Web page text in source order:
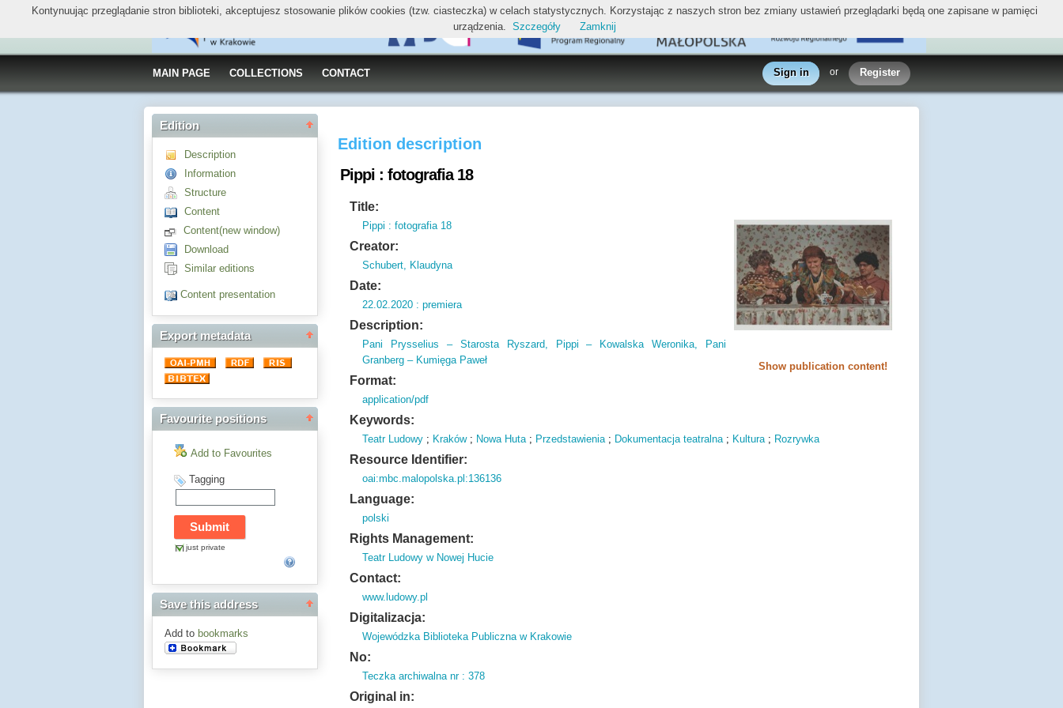
MAIN PAGE COLLECTIONS CONTACT Sign in or Register
Edition
Description
Information
Structure
Content
Content(new window)
Download
Similar editions
Content presentation
Export metadata
Favourite positions
Add to Favourites
Tagging
just private
Save this address
Add to bookmarks
Edition description
Pippi : fotografia 18
Show publication content!
Title:
Pippi : fotografia 18
Creator:
Schubert, Klaudyna
Date:
22.02.2020 : premiera
Description:
Pani Prysselius – Starosta Ryszard, Pippi – Kowalska Weronika, Pani
Granberg – Kumięga Paweł
Format:
application/pdf
Keywords:
Teatr Ludowy ; Kraków; Nowa Huta; Przedstawienia; Dokumentacja teatralna; Kultura; Rozrywka
Resource Identifier:
oai:mbc.malopolska.pl:136136
Language:
polski
Rights Management:
Teatr Ludowy w Nowej Hucie
Contact:
www.ludowy.pl
Digitalizacja:
Wojewódzka Biblioteka Publiczna w Krakowie
No:
Teczka archiwalna nr : 378
Original in:
Kontynuując przeglądanie stron biblioteki, akceptujesz stosowanie plików cookies (tzw. ciasteczka) w celach statystycznych. Korzystając z naszych stron bez zmiany ustawień przeglądarki będą one zapisane w pamięci
urządzenia. Szczegóły Zamknij